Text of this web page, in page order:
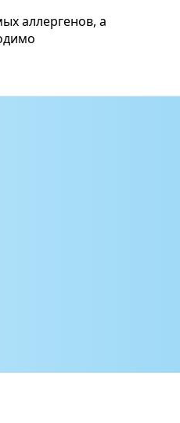
аллергенов, а